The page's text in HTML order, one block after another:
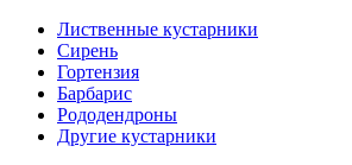
Лиственные кустарники
Cирень
Гортензия
Барбарис
Рододендроны
Другие кустарники